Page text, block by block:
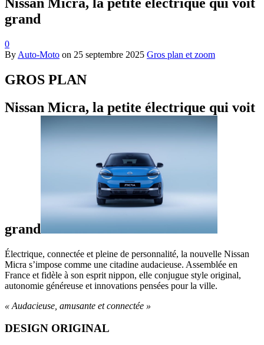
grand
0
By Auto-Moto on 25 septembre 2025 Gros plan et zoom
GROS PLAN
Nissan Micra, la petite électrique qui voit
grand
Électrique, connectée et pleine de personnalité, la nouvelle Nissan
Micra s’impose comme une citadine audacieuse. Assemblée en
France et fidèle à son esprit nippon, elle conjugue style original,
autonomie généreuse et innovations pensées pour la ville.
« Audacieuse, amusante et connectée »
DESIGN ORIGINAL